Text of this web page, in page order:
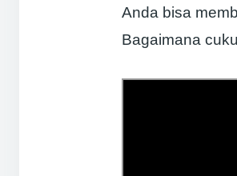
Anda bisa
Bagaimana